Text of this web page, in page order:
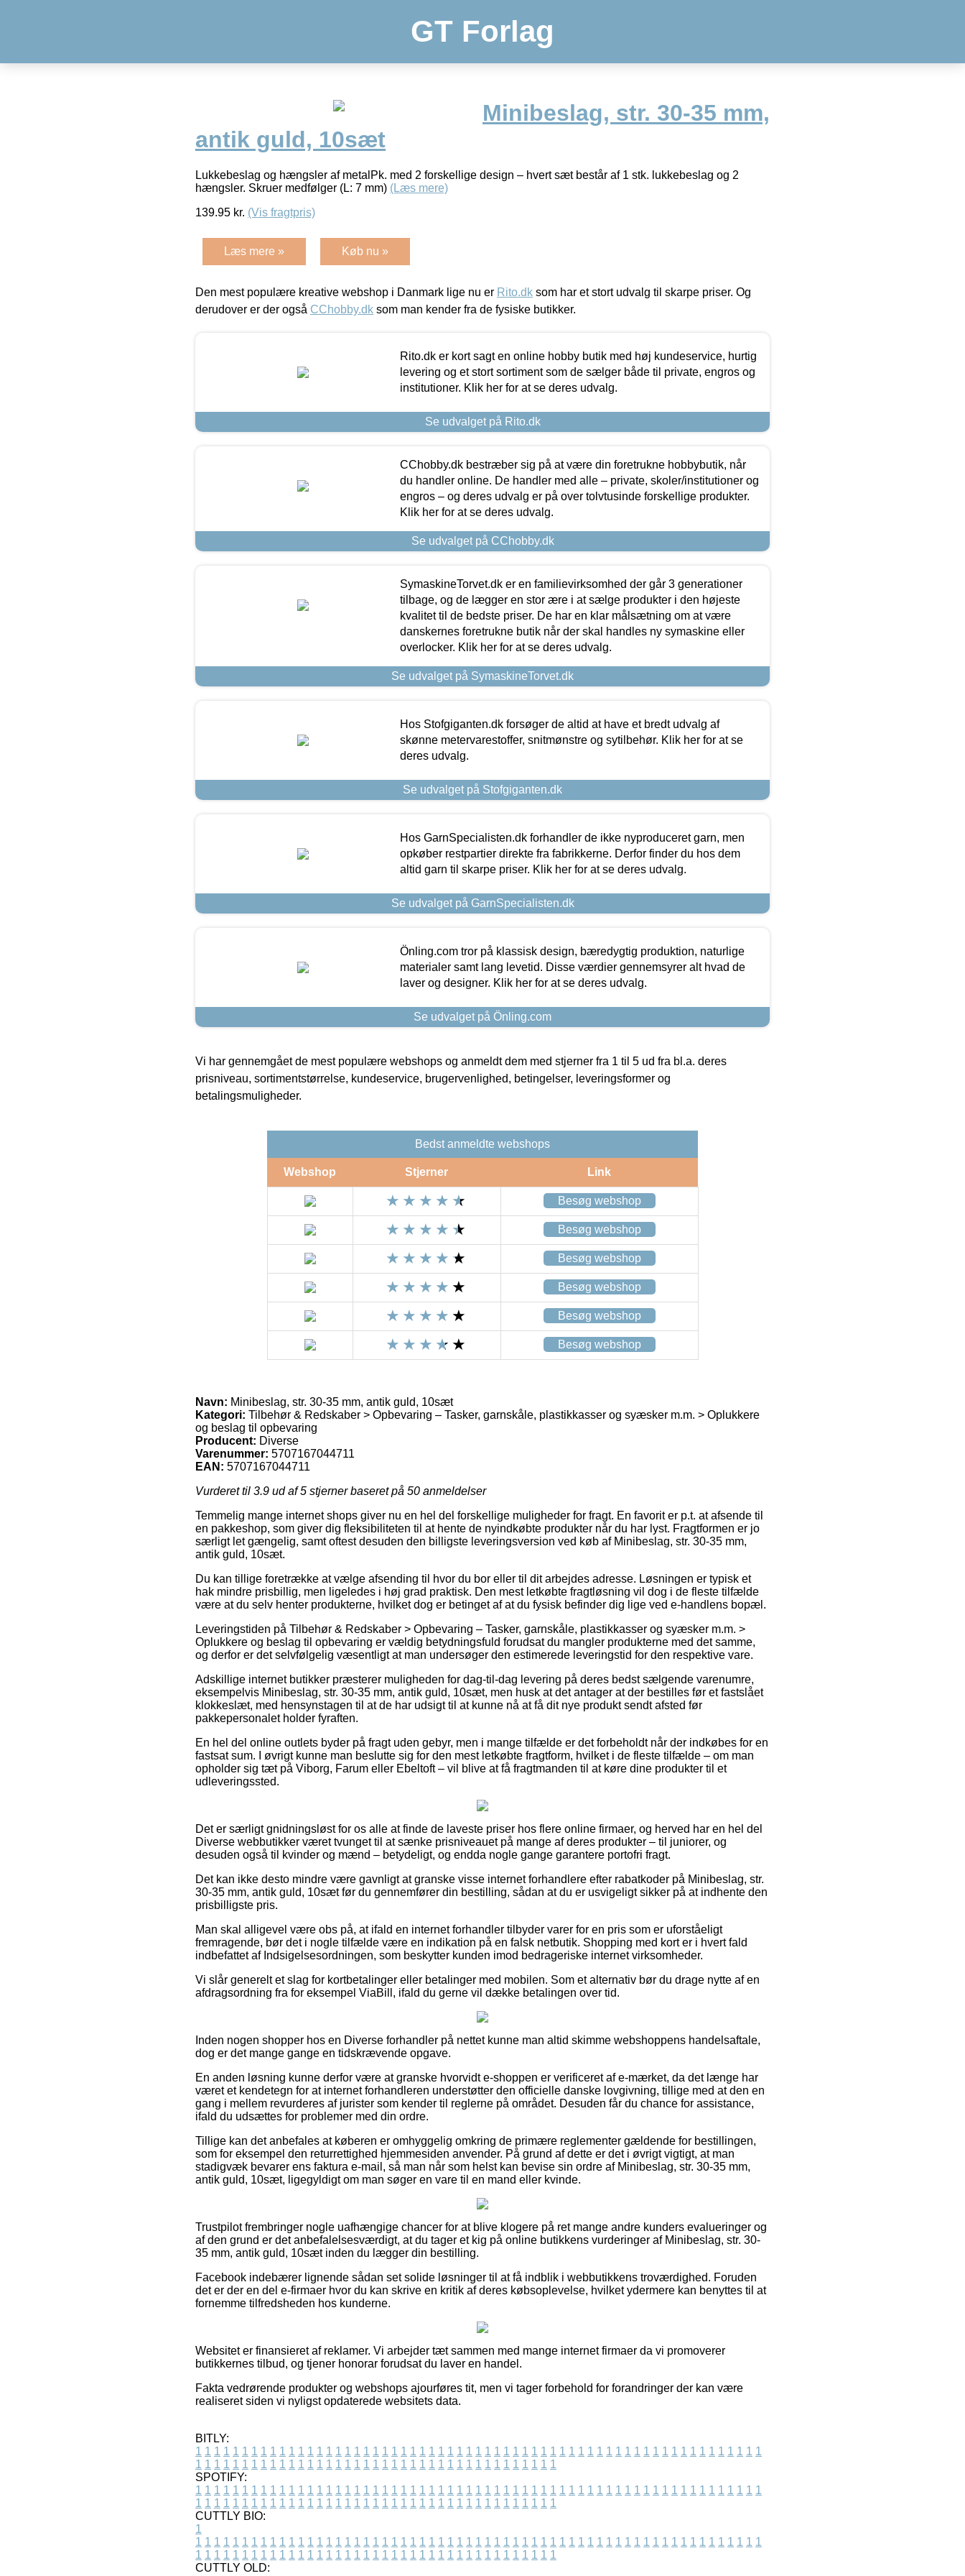
GT Forlag
Minibeslag, str. 30-35 mm,
antik guld, 10sæt
Lukkebeslag og hængsler af metalPk. med 2 forskellige design – hvert sæt består af 1 stk. lukkebeslag og 2
hængsler. Skruer medfølger (L: 7 mm) (Læs mere)
139.95 kr. (Vis fragtpris)
Læs mere » Køb nu »
Den mest populære kreative webshop i Danmark lige nu er Rito.dk som har et stort udvalg til skarpe priser. Og
derudover er der også CChobby.dk som man kender fra de fysiske butikker.
Rito.dk er kort sagt en online hobby butik med høj kundeservice, hurtig
levering og et stort sortiment som de sælger både til private, engros og
institutioner. Klik her for at se deres udvalg.
Se udvalget på Rito.dk
CChobby.dk bestræber sig på at være din foretrukne hobbybutik, når
du handler online. De handler med alle – private, skoler/institutioner og
engros – og deres udvalg er på over tolvtusinde forskellige produkter.
Klik her for at se deres udvalg.
Se udvalget på CChobby.dk
SymaskineTorvet.dk er en familievirksomhed der går 3 generationer
tilbage, og de lægger en stor ære i at sælge produkter i den højeste
kvalitet til de bedste priser. De har en klar målsætning om at være
danskernes foretrukne butik når der skal handles ny symaskine eller
overlocker. Klik her for at se deres udvalg.
Se udvalget på SymaskineTorvet.dk
Hos Stofgiganten.dk forsøger de altid at have et bredt udvalg af
skønne metervarestoffer, snitmønstre og sytilbehør. Klik her for at se
deres udvalg.
Se udvalget på Stofgiganten.dk
Hos GarnSpecialisten.dk forhandler de ikke nyproduceret garn, men
opkøber restpartier direkte fra fabrikkerne. Derfor finder du hos dem
altid garn til skarpe priser. Klik her for at se deres udvalg.
Se udvalget på GarnSpecialisten.dk
Önling.com tror på klassisk design, bæredygtig produktion, naturlige
materialer samt lang levetid. Disse værdier gennemsyrer alt hvad de
laver og designer. Klik her for at se deres udvalg.
Se udvalget på Önling.com
Vi har gennemgået de mest populære webshops og anmeldt dem med stjerner fra 1 til 5 ud fra bl.a. deres
prisniveau, sortimentstørrelse, kundeservice, brugervenlighed, betingelser, leveringsformer og
betalingsmuligheder.
Bedst anmeldte webshops
Webshop Stjerner Link
Besøg webshop
Besøg webshop
Besøg webshop
Besøg webshop
Besøg webshop
Besøg webshop
Navn: Minibeslag, str. 30-35 mm, antik guld, 10sæt
Kategori: Tilbehør & Redskaber > Opbevaring – Tasker, garnskåle, plastikkasser og syæsker m.m. > Oplukkere
og beslag til opbevaring
Producent: Diverse
Varenummer: 5707167044711
EAN: 5707167044711
Vurderet til 3.9 ud af 5 stjerner baseret på 50 anmeldelser
Temmelig mange internet shops giver nu en hel del forskellige muligheder for fragt. En favorit er p.t. at afsende til
en pakkeshop, som giver dig fleksibiliteten til at hente de nyindkøbte produkter når du har lyst. Fragtformen er jo
særligt let gængelig, samt oftest desuden den billigste leveringsversion ved køb af Minibeslag, str. 30-35 mm,
antik guld, 10sæt.
Du kan tillige foretrække at vælge afsending til hvor du bor eller til dit arbejdes adresse. Løsningen er typisk et
hak mindre prisbillig, men ligeledes i høj grad praktisk. Den mest letkøbte fragtløsning vil dog i de fleste tilfælde
være at du selv henter produkterne, hvilket dog er betinget af at du fysisk befinder dig lige ved e-handlens bopæl.
Leveringstiden på Tilbehør & Redskaber > Opbevaring – Tasker, garnskåle, plastikkasser og syæsker m.m. >
Oplukkere og beslag til opbevaring er vældig betydningsfuld forudsat du mangler produkterne med det samme,
og derfor er det selvfølgelig væsentligt at man undersøger den estimerede leveringstid for den respektive vare.
Adskillige internet butikker præsterer muligheden for dag-til-dag levering på deres bedst sælgende varenumre,
eksempelvis Minibeslag, str. 30-35 mm, antik guld, 10sæt, men husk at det antager at der bestilles før et fastslået
klokkeslæt, med hensynstagen til at de har udsigt til at kunne nå at få dit nye produkt sendt afsted før
pakkepersonalet holder fyraften.
En hel del online outlets byder på fragt uden gebyr, men i mange tilfælde er det forbeholdt når der indkøbes for en
fastsat sum. I øvrigt kunne man beslutte sig for den mest letkøbte fragtform, hvilket i de fleste tilfælde – om man
opholder sig tæt på Viborg, Farum eller Ebeltoft – vil blive at få fragtmanden til at køre dine produkter til et
udleveringssted.
Det er særligt gnidningsløst for os alle at finde de laveste priser hos flere online firmaer, og herved har en hel del
Diverse webbutikker været tvunget til at sænke prisniveauet på mange af deres produkter – til juniorer, og
desuden også til kvinder og mænd – betydeligt, og endda nogle gange garantere portofri fragt.
Det kan ikke desto mindre være gavnligt at granske visse internet forhandlere efter rabatkoder på Minibeslag, str.
30-35 mm, antik guld, 10sæt før du gennemfører din bestilling, sådan at du er usvigeligt sikker på at indhente den
prisbilligste pris.
Man skal alligevel være obs på, at ifald en internet forhandler tilbyder varer for en pris som er uforståeligt
fremragende, bør det i nogle tilfælde være en indikation på en falsk netbutik. Shopping med kort er i hvert fald
indbefattet af Indsigelsesordningen, som beskytter kunden imod bedrageriske internet virksomheder.
Vi slår generelt et slag for kortbetalinger eller betalinger med mobilen. Som et alternativ bør du drage nytte af en
afdragsordning fra for eksempel ViaBill, ifald du gerne vil dække betalingen over tid.
Inden nogen shopper hos en Diverse forhandler på nettet kunne man altid skimme webshoppens handelsaftale,
dog er det mange gange en tidskrævende opgave.
En anden løsning kunne derfor være at granske hvorvidt e-shoppen er verificeret af e-mærket, da det længe har
været et kendetegn for at internet forhandleren understøtter den officielle danske lovgivning, tillige med at den en
gang i mellem revurderes af jurister som kender til reglerne på området. Desuden får du chance for assistance,
ifald du udsættes for problemer med din ordre.
Tillige kan det anbefales at køberen er omhyggelig omkring de primære reglementer gældende for bestillingen,
som for eksempel den returrettighed hjemmesiden anvender. På grund af dette er det i øvrigt vigtigt, at man
stadigvæk bevarer ens faktura e-mail, så man når som helst kan bevise sin ordre af Minibeslag, str. 30-35 mm,
antik guld, 10sæt, ligegyldigt om man søger en vare til en mand eller kvinde.
Trustpilot frembringer nogle uafhængige chancer for at blive klogere på ret mange andre kunders evalueringer og
af den grund er det anbefalelsesværdigt, at du tager et kig på online butikkens vurderinger af Minibeslag, str. 30-
35 mm, antik guld, 10sæt inden du lægger din bestilling.
Facebook indebærer lignende sådan set solide løsninger til at få indblik i webbutikkens troværdighed. Foruden
det er der en del e-firmaer hvor du kan skrive en kritik af deres købsoplevelse, hvilket ydermere kan benyttes til at
fornemme tilfredsheden hos kunderne.
Websitet er finansieret af reklamer. Vi arbejder tæt sammen med mange internet firmaer da vi promoverer
butikkernes tilbud, og tjener honorar forudsat du laver en handel.
Fakta vedrørende produkter og webshops ajourføres tit, men vi tager forbehold for forandringer der kan være
realiseret siden vi nyligst opdaterede websitets data.
BITLY:
1 1 1 1 1 1 1 1 1 1 1 1 1 1 1 1 1 1 1 1 1 1 1 1 1 1 1 1 1 1 1 1 1 1 1 1 1 1 1 1 1 1 1 1 1 1 1 1 1 1 1 1 1 1 1 1 1 1 1 1 1
1 1 1 1 1 1 1 1 1 1 1 1 1 1 1 1 1 1 1 1 1 1 1 1 1 1 1 1 1 1 1 1 1 1 1 1 1 1 1
SPOTIFY:
1 1 1 1 1 1 1 1 1 1 1 1 1 1 1 1 1 1 1 1 1 1 1 1 1 1 1 1 1 1 1 1 1 1 1 1 1 1 1 1 1 1 1 1 1 1 1 1 1 1 1 1 1 1 1 1 1 1 1 1 1
1 1 1 1 1 1 1 1 1 1 1 1 1 1 1 1 1 1 1 1 1 1 1 1 1 1 1 1 1 1 1 1 1 1 1 1 1 1 1
CUTTLY BIO:
1
1 1 1 1 1 1 1 1 1 1 1 1 1 1 1 1 1 1 1 1 1 1 1 1 1 1 1 1 1 1 1 1 1 1 1 1 1 1 1 1 1 1 1 1 1 1 1 1 1 1 1 1 1 1 1 1 1 1 1 1 1
1 1 1 1 1 1 1 1 1 1 1 1 1 1 1 1 1 1 1 1 1 1 1 1 1 1 1 1 1 1 1 1 1 1 1 1 1 1 1
CUTTLY OLD: